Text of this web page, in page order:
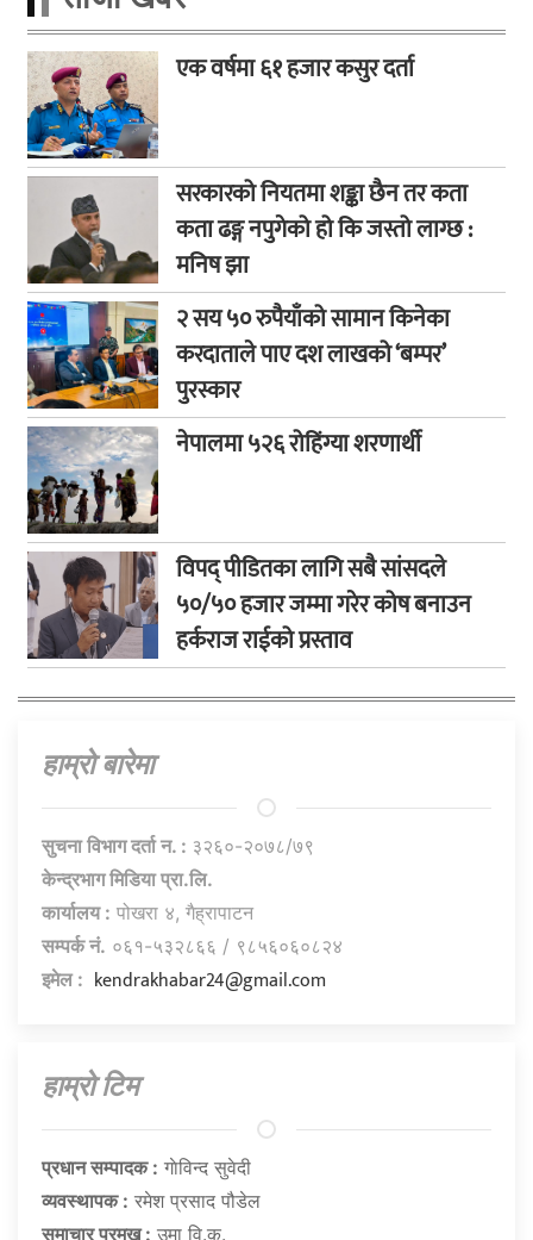
एक वर्षमा ६१ हजार कसुर दर्ता
सरकारको नियतमा शङ्का छैन तर कता
कता ढङ्ग नपुगेको हो कि जस्तो लाग्छ :
मनिष झा
२ सय ५० रुपैयाँको सामान किनेका
करदाताले पाए दश लाखको ‘बम्पर’
पुरस्कार
नेपालमा ५२६ रोहिंग्या शरणार्थी
विपद् पीडितका लागि सबै सांसदले
५०/५० हजार जम्मा गरेर कोष बनाउन
हर्कराज राईको प्रस्ताव
हाम्राे बारेमा
सुचना विभाग दर्ता न. : ३२६०-२०७८/७९
केन्द्रभाग मिडिया प्रा.लि.
कार्यालय : पोखरा ४, गैह्रापाटन
सम्पर्क नं. ०६१-५३२८६६ / ९८५६०६०८२४
इमेल : kendrakhabar24@gmail.com
हाम्राे टिम
प्रधान सम्पादक : गाेविन्द सुवेदी
व्यवस्थापक : रमेश प्रसाद पौडेल
समाचार प्रमुख : उमा वि.क.